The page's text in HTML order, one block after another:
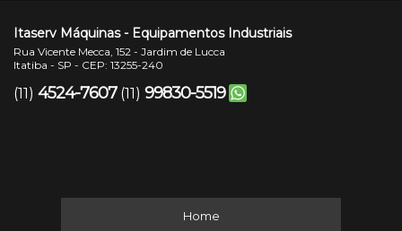
Itaserv Máquinas - Equipamentos Industriais
Rua Vicente Mecca, 152 - Jardim de Lucca
Itatiba - SP - CEP: 13255-240
(11) 4524-7607 (11) 99830-5519
Home